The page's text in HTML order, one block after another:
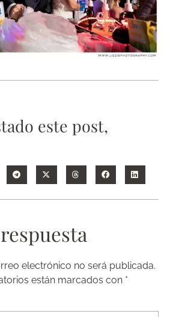
este post,
electrónico no será publicada.
están marcados con *